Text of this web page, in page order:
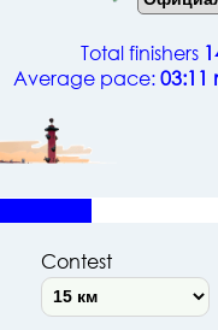
Total finishers
Average pace:03:11
Contest